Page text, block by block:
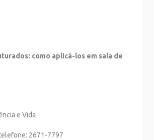
como aplicá-los em sala de
e Vida
2671-7797